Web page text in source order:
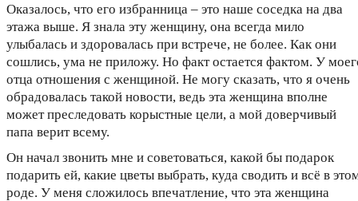
Оказалось, что его избранница – это наше соседка на два
этажа выше. Я знала эту женщину, она всегда мило
улыбалась и здоровалась при встрече, не более. Как они
сошлись, ума не приложу. Но факт остается фактом. У
отца отношения с женщиной. Не могу сказать, что я очень
обрадовалась такой новости, ведь эта женщина вполне
может преследовать корыстные цели, а мой доверчивый
папа верит всему.
Он начал звонить мне и советоваться, какой бы подарок
подарить ей, какие цветы выбрать, куда сводить и всё в
роде. У меня сложилось впечатление, что эта женщина